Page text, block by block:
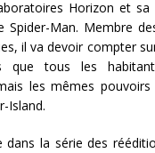
Horizon et sa
Spider-Man. Membre
il va devoir compter
que tous les
les mêmes pouvoirs
Island.
dans la série des